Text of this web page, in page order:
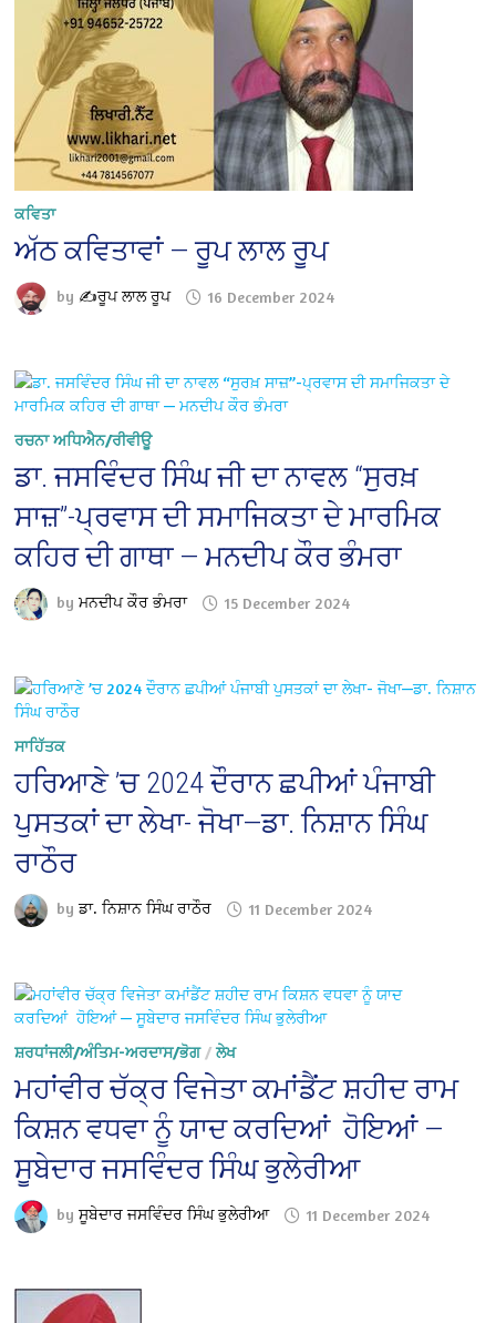
ਕਵਿਤਾ
ਅੱਠ ਕਵਿਤਾਵਾਂ — ਰੂਪ ਲਾਲ ਰੂਪ
by ✍️ਰੂਪ ਲਾਲ ਰੂਪ 16 December 2024
ਰਚਨਾ ਅਧਿਐਨ/ਰੀਵੀਊ
ਡਾ. ਜਸਵਿੰਦਰ ਸਿੰਘ ਜੀ ਦਾ ਨਾਵਲ “ਸੁਰਖ਼
ਸਾਜ਼”-ਪ੍ਰਵਾਸ ਦੀ ਸਮਾਜਿਕਤਾ ਦੇ ਮਾਰਮਿਕ
ਕਹਿਰ ਦੀ ਗਾਥਾ — ਮਨਦੀਪ ਕੌਰ ਭੰਮਰਾ
byਮਨਦੀਪ ਕੌਰ ਭੰਮਰਾ 15 December 2024
ਸਾਹਿੱਤਕ
ਹਰਿਆਣੇ ’ਚ 2024 ਦੌਰਾਨ ਛਪੀਆਂ ਪੰਜਾਬੀ
ਪੁਸਤਕਾਂ ਦਾ ਲੇਖਾ- ਜੋਖਾ—ਡਾ. ਨਿਸ਼ਾਨ ਸਿੰਘ
ਰਾਠੌਰ
byਡਾ. ਨਿਸ਼ਾਨ ਸਿੰਘ ਰਾਠੌਰ 11 December 2024
ਸ਼ਰਧਾਂਜਲੀ/ਅੰਤਿਮ-ਅਰਦਾਸ/ਭੋਗ/ਲੇਖ
ਮਹਾਂਵੀਰ ਚੱਕ੍ਰ ਵਿਜੇਤਾ ਕਮਾਂਡੈਂਟ ਸ਼ਹੀਦ ਰਾਮ
ਕਿਸ਼ਨ ਵਧਵਾ ਨੂੰ ਯਾਦ ਕਰਦਿਆਂ ਹੋਇਆਂ —
ਸੂਬੇਦਾਰ ਜਸਵਿੰਦਰ ਸਿੰਘ ਭੁਲੇਰੀਆ
byਸੂਬੇਦਾਰ ਜਸਵਿੰਦਰ ਸਿੰਘ ਭੁਲੇਰੀਆ 11 December 2024